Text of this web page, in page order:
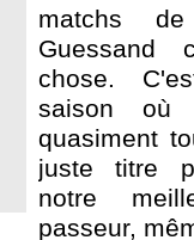
matchs
Guessand
chose.
saison où
quasiment
juste titre
notre
passeur,